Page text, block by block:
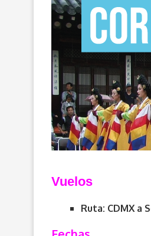
Vuelos
Ruta: CDMX a